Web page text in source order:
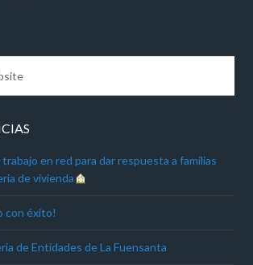
en red para dar respuesta a familias
de vivienda
con éxito!
de Entidades de La Fuensanta